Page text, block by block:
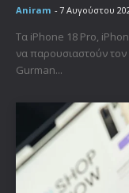
Aniram - 7 Αυγούστου
Τα iPhone 18 Pro,
να παρουσιαστούν
Gurman...